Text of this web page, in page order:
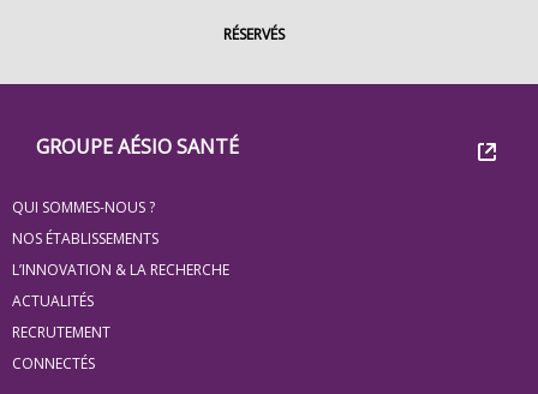
Groupe
Eovi
pour
les
minis
site
GROUPE AÉSIO SANTÉ
QUI SOMMES-NOUS ?
NOS ÉTABLISSEMENTS
L’INNOVATION & LA RECHERCHE
ACTUALITÉS
RECRUTEMENT
CONNECTÉS
RÉSERVÉS